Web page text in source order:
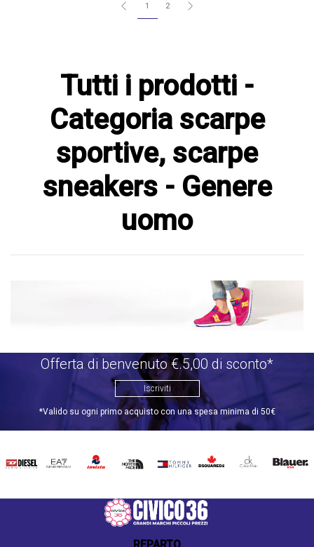
1 2
Tutti i prodotti -
Categoria scarpe
sportive, scarpe
sneakers - Genere
uomo
Offerta di benvenuto €.5,00 di sconto*
Iscriviti
*Valido su ogni primo acquisto con una spesa minima di 50€
DIESEL EA7 INVICTATHE
TOMMY
DSQUARED2
CALVIN BLAUER
REPARTO